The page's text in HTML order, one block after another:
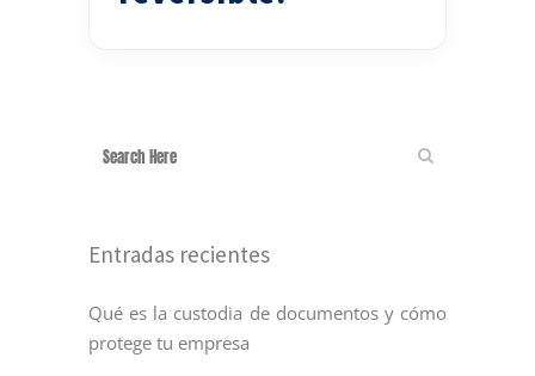
Entradas recientes
Qué es la custodia de documentos y cómo
protege tu empresa